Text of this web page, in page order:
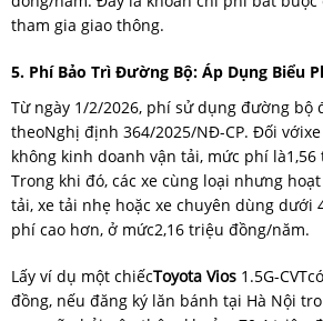
tham gia giao thông.
5. Phí Bảo Trì Đường Bộ: Áp Dụng Biểu
Từ ngày 1/2/2026, phí sử dụng đường bộ
theoNghị định 364/2025/NĐ-CP. Đối
không kinh doanh vận tải, mức phí
Trong khi đó, các xe cùng loại nhưng
tải, xe tải nhẹ hoặc xe chuyên dùng dưới
phí cao hơn, ở mức2,16 triệu đồng/năm.
Lấy ví dụ một chiếcToyota Vios 1.5G-
đồng, nếu đăng ký lăn bánh tại Hà Nội